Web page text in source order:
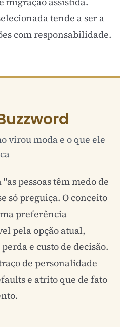
tende a ser a
com responsabilidade.
virou moda e o que ele
pessoas têm medo de
só preguiça. O conceito
preferência
pela opção atual,
perdae custo de decisão.
de personalidade
e atrito que de fato